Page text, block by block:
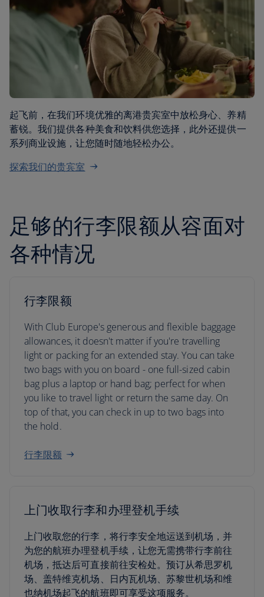
起飞前，在我们环境优雅的离港贵宾室中放松身心、养精
蓄锐。我们提供各种美食和饮料供您选择，此外还提供一
系列商业设施，让您随时随地轻松办公。
探索我们的贵宾室
足够的行李限额从容面对
各种情况
行李限额
With Club Europe's generous and flexible baggage
allowances, it doesn't matter if you're travelling
light or packing for an extended stay. You can take
two bags with you on board - one full-sized cabin
bag plus a laptop or hand bag; perfect for when
you like to travel light or return the same day. On
top of that, you can check in up to two bags into
the hold.
行李限额
上门收取行李和办理登机手续
上门收取您的行李，将行李安全地运送到机场，并
为您的航班办理登机手续，让您无需携带行李前往
机场，抵达后可直接前往安检处。预订从希思罗机
场、盖特维克机场、日内瓦机场、苏黎世机场和维
也纳机场起飞的航班即可享受这项服务。